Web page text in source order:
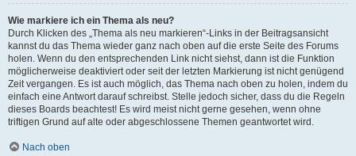
Wie markiere ich ein Thema als neu?
Durch Klicken des „Thema als neu markieren“-Links in der Beitragsansicht
kannst du das Thema wieder ganz nach oben auf die erste Seite des Forums
holen. Wenn du den entsprechenden Link nicht siehst, dann ist die Funktion
möglicherweise deaktiviert oder seit der letzten Markierung ist nicht genügend
Zeit vergangen. Es ist auch möglich, das Thema nach oben zu holen, indem du
einfach eine Antwort darauf schreibst. Stelle jedoch sicher, dass du die Regeln
dieses Boards beachtest! Es wird meist nicht gerne gesehen, wenn ohne
triftigen Grund auf alte oder abgeschlossene Themen geantwortet wird.
Nach oben